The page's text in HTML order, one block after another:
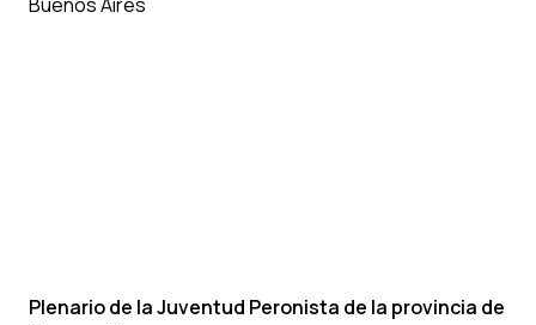
Plenario de la Juventud Peronista de la provincia de